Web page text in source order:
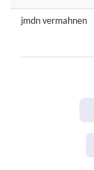
jmdn vermahnen